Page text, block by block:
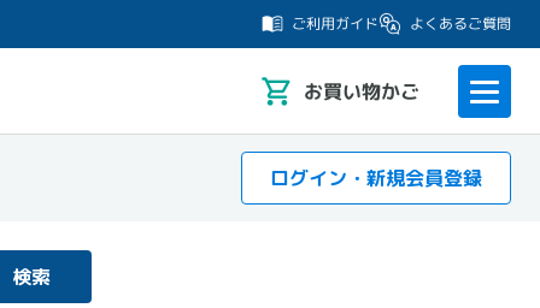
ご利用ガイド よくあるご質問
お買い物かご
ログイン・新規会員登録
検索